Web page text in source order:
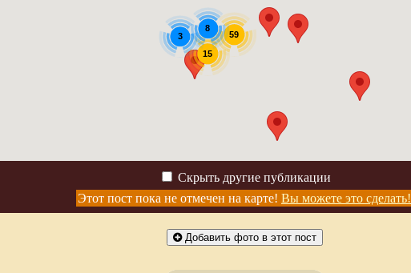
15
59
8
3
Скрыть другие публикации
Этот пост пока не отмечен на карте! Вы можете это сделать!
Добавить фото в этот пост